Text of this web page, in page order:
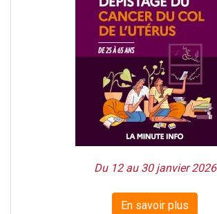
Du 12 au 30 janvier 2026
En savoir plus